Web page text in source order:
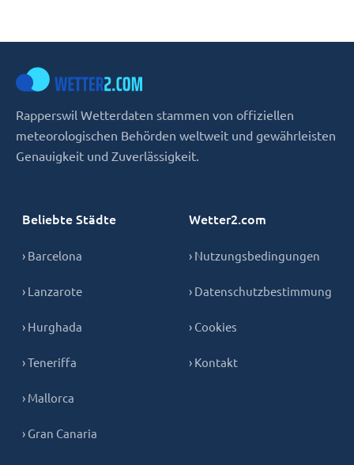
Rapperswil Wetterdaten stammen von offiziellen
meteorologischen Behörden weltweit und gewährleisten
Genauigkeit und Zuverlässigkeit.
Beliebte Städte
› Barcelona
› Lanzarote
› Hurghada
› Teneriffa
› Mallorca
› Gran Canaria
Wetter2.com
› Nutzungsbedingungen
› Datenschutzbestimmung
› Cookies
› Kontakt